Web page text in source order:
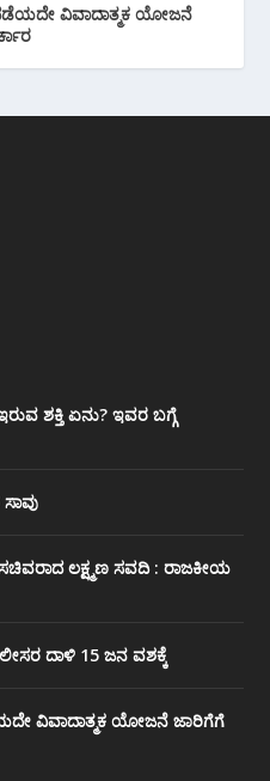
ವಿವಾದಾತ್ಮಕ ಯೋಜನೆ
ಶಕ್ತಿ ಏನು? ಇವರ ಬಗ್ಗೆ
ಲಕ್ಷ್ಮಣ ಸವದಿ : ರಾಜಕೀಯ
ದಾಳಿ 15 ಜನ ವಶಕ್ಕೆ
ವಿವಾದಾತ್ಮಕ ಯೋಜನೆ ಜಾರಿಗೆಗೆ